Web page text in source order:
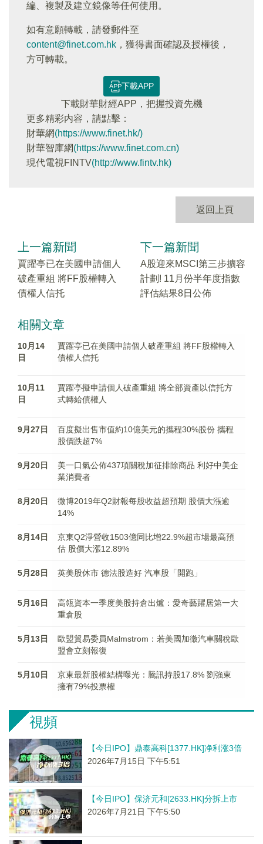
編、複製及建立鏡像等任何使用。
如有意願轉載，請發郵件至
content@finet.com.hk ，獲得書面確認及授權後，
方可轉載。
下載APP
下載財華財經APP，把握投資先機
更多精彩内容，請點擊：
財華網(https://www.finet.hk/)
財華智庫網(https://www.finet.com.cn)
現代電視FINTV(http://www.fintv.hk)
返回上頁
上一篇新聞
賈躍亭已在美國申請個人
破產重組 將FF股權轉入
債權人信托
下一篇新聞
A股迎來MSCI第三步擴容
計劃! 11月份半年度指數
評估結果8日公佈
相關文章
10月14
日
賈躍亭已在美國申請個人破產重組 將FF股權轉入
債權人信托
10月11
日
賈躍亭擬申請個人破產重組 將全部資產以信托方
式轉給債權人
9月27日
百度擬出售市值約10億美元的攜程30%股份 攜程
股價跌超7%
9月20日
美一口氣公佈437項關稅加征排除商品 利好中美企
業消費者
8月20日
微博2019年Q2財報每股收益超預期 股價大漲逾
14%
8月14日
京東Q2淨營收1503億同比增22.9%超市場最高預
估 股價大漲12.89%
5月28日 英美股休市 德法股造好 汽車股「開跑」
5月16日
高瓴資本一季度美股持倉出爐：愛奇藝躍居第一大
重倉股
5月13日
歐盟貿易委員Malmstrom：若美國加徵汽車關稅歐
盟會立刻報復
5月10日
京東最新股權結構曝光：騰訊持股17.8% 劉強東
擁有79%投票權
視頻
【今日IPO】鼎泰高科[1377.HK]净利涨3倍
2026年7月15日 下午5:51
【今日IPO】保济元和[2633.HK]分拆上市
2026年7月21日 下午5:50